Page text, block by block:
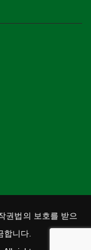
권법의 보호를 받으
합니다.